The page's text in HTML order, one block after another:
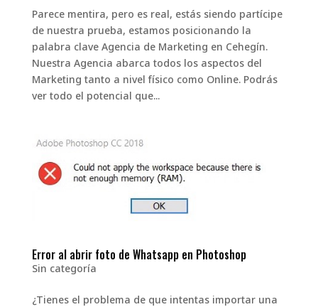
Parece mentira, pero es real, estás siendo partícipe
de nuestra prueba, estamos posicionando la
palabra clave Agencia de Marketing en Cehegín.
Nuestra Agencia abarca todos los aspectos del
Marketing tanto a nivel físico como Online. Podrás
ver todo el potencial que...
Error al abrir foto de Whatsapp en Photoshop
Sin categoría
¿Tienes el problema de que intentas importar una